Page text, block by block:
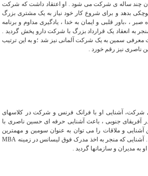
چند ساله ی شرکت می شود . او اعتقاد داشت که شرکت
کوچکی بدهد و برای شروع کار خود نیاز به یک مشتری بزرگ
صبر ، ،باور قلبی و ایمان به خدا ، یادگیری مداوم و برنامه
به انعقاد یک قرارداد بزرگ با شرکت دارو پخش گردید .
معرفی سمین به یک شرکت آلمانی نیز شد ؛و به این ترتیب
ناصری نیز رقم خورد .
شرکت، آشنایی او با فرانک فرنس و شرکت در کلاسهای
آفریقای جنوبی ، باعث آشنایی حرفه ای حسین ناصری با
آشنایی و ملاقات را می توان به عنوان سومین و مهمترین
که منجر به اخذ مدرک فوق لیسانس در زمینه MBA
مدیران و سازمانها گردید .